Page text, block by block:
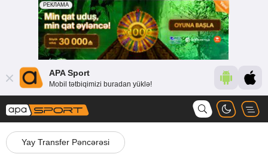
APA Sport
Mobil tətbiqimizi buradan yüklə!
Yay Transfer Pəncərəsi